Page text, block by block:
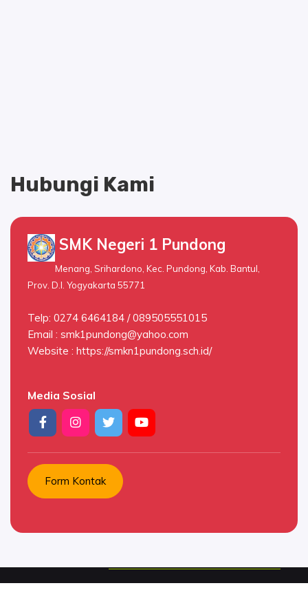
Hubungi Kami
SMK Negeri 1 Pundong
Menang, Srihardono, Kec. Pundong, Kab. Bantul,
Prov. D.I. Yogyakarta 55771
Telp: 0274 6464184 / 089505551015
Email : smk1pundong@yahoo.com
Website : https://smkn1pundong.sch.id/
Media Sosial
Form Kontak